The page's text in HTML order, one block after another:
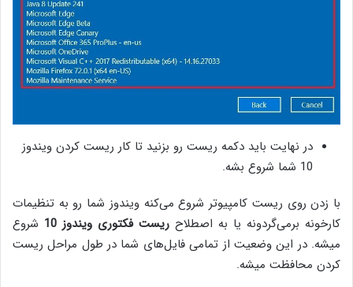
در نهایت باید دکمه‌ ریست رو بزنید تا کار ریست کردن ویندوز
10 شما شروع بشه.
با زدن روی ریست کامپیوتر شروع می‌کنه ویندوز شما رو به تنظیمات
کارخونه برمی‌گردونه یا به اصطلاح ریست فکتوری ویندوز 10
شروع
میشه. در این وضعیت از تمامی فایل‌های شما در طول مراحل ریست
کردن محافظت میشه.